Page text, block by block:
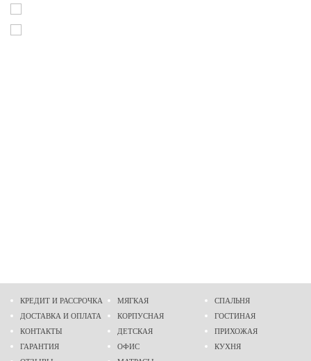
КРЕДИТ И РАССРОЧКА
ДОСТАВКА И ОПЛАТА
КОНТАКТЫ
ГАРАНТИЯ
МЯГКАЯ
КОРПУСНАЯ
ДЕТСКАЯ
ОФИС
СПАЛЬНЯ
ГОСТИНАЯ
ПРИХОЖАЯ
КУХНЯ